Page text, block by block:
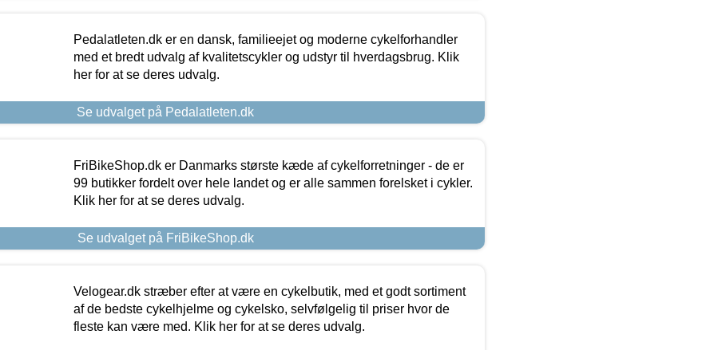
Pedalatleten.dk er en dansk, familieejet og moderne cykelforhandler
med et bredt udvalg af kvalitetscykler og udstyr til hverdagsbrug. Klik
her for at se deres udvalg.
Se udvalget på Pedalatleten.dk
FriBikeShop.dk er Danmarks største kæde af cykelforretninger - de er
99 butikker fordelt over hele landet og er alle sammen forelsket i cykler.
Klik her for at se deres udvalg.
Se udvalget på FriBikeShop.dk
Velogear.dk stræber efter at være en cykelbutik, med et godt sortiment
af de bedste cykelhjelme og cykelsko, selvfølgelig til priser hvor de
fleste kan være med. Klik her for at se deres udvalg.